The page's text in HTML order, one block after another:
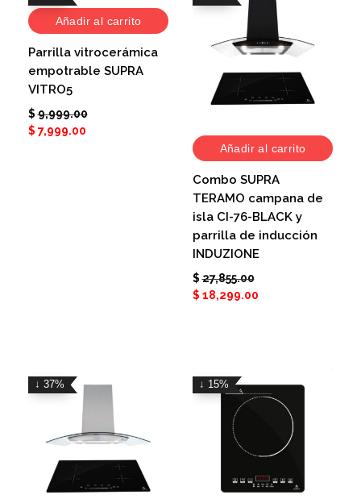
Añadir al carrito
Parrilla vitrocerámica
empotrable SUPRA
VITRO5
$ 9,999.00
$ 7,999.00
Añadir al carrito
Combo SUPRA
TERAMO campana de
isla CI-76-BLACK y
parrilla de inducción
INDUZIONE
$ 27,855.00
$ 18,299.00
↓ 37% ↓ 15%